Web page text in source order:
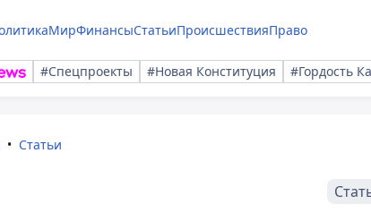
МирФинансыСтатьиПроисшествияПраво
#Спецпроекты #Новая Конституция #Гордость
Статьи